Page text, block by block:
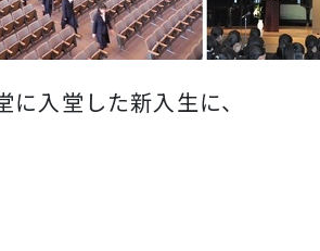
入堂した新入生に、